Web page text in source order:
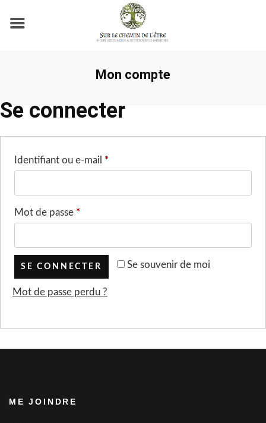
Mon compte
Se connecter
Identifiant ou e-mail *Obligatoire
Mot de passe *Obligatoire
Se souvenir de moi
SE CONNECTER
Mot de passe perdu ?
ME JOINDRE